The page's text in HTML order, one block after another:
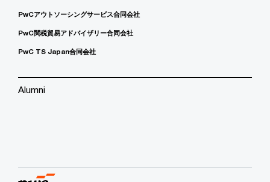
PwCアウトソーシングサービス合同会社
PwC関税貿易アドバイザリー合同会社
PwC TS Japan合同会社
Alumni